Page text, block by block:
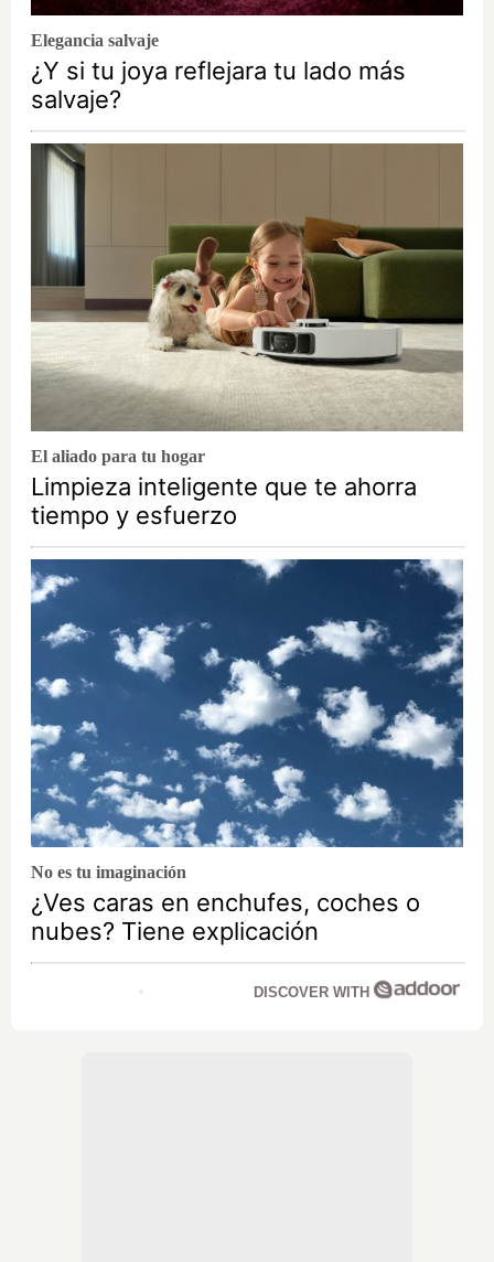
Elegancia salvaje
¿Y si tu joya reflejara tu lado más
salvaje?
El aliado para tu hogar
Limpieza inteligente que te ahorra
tiempo y esfuerzo
No es tu imaginación
¿Ves caras en enchufes, coches o
nubes? Tiene explicación
DISCOVER WITH